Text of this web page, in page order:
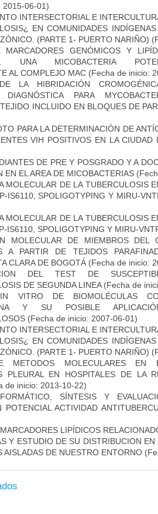
2015-06-01)
INTERSECTORIAL E
EN COMUNIDADES
(PARTE 1- PUERTO NARIÑO)
MARCADORES GENÓMICOS Y
UNA MICOBACTERIA
AL COMPLEJO MAC (Fecha de inicio:
DE LA HIBRIDACIÓN
DIAGNÓSTICA PARA
INCLUIDO EN BLOQUES DE
PARA LA DETERMINACIÓN DE
VIH POSITIVOS EN LA CIUDAD
DE PRE Y POSGRADO Y A
EN EL AREA DE MICOBACTERIAS
MOLECULAR DE LA TUBERCULOSIS
IS6110, SPOLIGOTYPING Y MIRU-
MOLECULAR DE LA TUBERCULOSIS
IS6110, SPOLIGOTYPING Y MIRU-
MOLECULAR DE MIEMBROS DEL
A PARTIR DE TEJIDOS
CLARA DE BOGOTÁ (Fecha de inicio:
DEL TEST DE
DE SEGUNDA LINEA(Fecha de
IN VITRO DE BIOMOLÉCULAS
Y SU POSIBLE
(Fecha de inicio: 2007-06-01)
INTERSECTORIAL E
EN COMUNIDADES
(PARTE 1- PUERTO NARIÑO)
METODOS MOLECULARES
PLEURAL EN HOSPITALES DE LA
de inicio: 2013-10-22)
SÍNTESIS Y
POTENCIAL ACTIVIDAD
LIPÍDICOS
Y ESTUDIO DE SU DISTRIBUCION
AISLADAS DE NUESTRO ENTORNO